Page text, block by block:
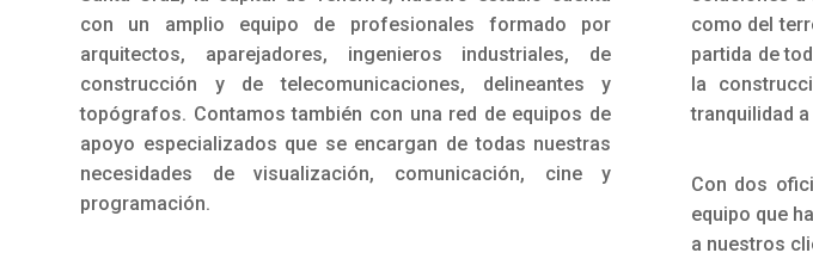
con un amplio equipo de profesionales formado por
arquitectos, aparejadores, ingenieros industriales, de
construcción y de telecomunicaciones, delineantes y
topógrafos. Contamos también con una red de equipos de
apoyo especializados que se encargan de todas nuestras
necesidades de visualización, comunicación, cine y
programación.
como del
partida de
la
tranquilidad
Con dos
equipo que
a nuestros